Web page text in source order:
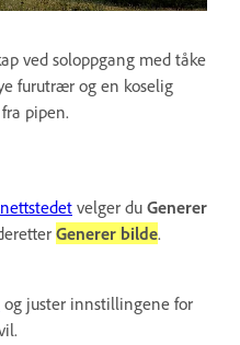
ved soloppgang med tåke
furutrær og en koselig
pipen.
velger du Generer
Generer bilde.
og juster innstillingene for